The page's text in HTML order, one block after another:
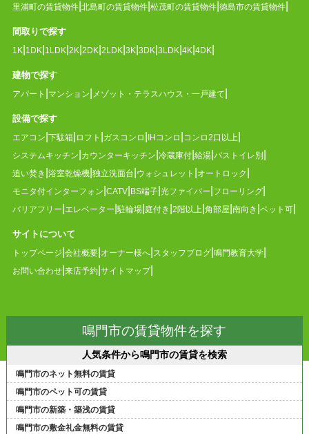
里浦町の賃貸物件 北島町の賃貸物件 松茂町の賃貸物件 徳島市の賃貸物件
間取りで探す
1K 1DK 1LDK 2K 2DK 2LDK 3K 3DK 3LDK 4K 4DK
建物で探す
アパート マンション メゾット・テラスハウス・一戸建て
設備で探す
エアコン 下駄箱 ロフト ガスコンロ IHコンロ コンロ2口以上
システムキッチン カウンターキッチン 冷蔵庫付 給湯 バストイレ別
追い焚き 浴室乾燥機 独立洗面台 ウォシュレット オートロック
モニタ付インターフォン CATV BS端子 光ファイバー フローリング
バリアフリー エレベーター 駐輪場 庭付き 2階以上 角部屋 南向き ペット可
サイトについて
トップページ 会社概要 オーナー様へ スタッフブログ 鳴門教育大学
お問い合わせ 来店予約 サイトマップ
鳴門市の賃貸物件を探す
人気条件から鳴門市の賃貸を検索
鳴門市のネット無料の賃貸
鳴門市のペット可の賃貸
鳴門市の新築・築浅の賃貸
鳴門市の敷金礼金無料の賃貸